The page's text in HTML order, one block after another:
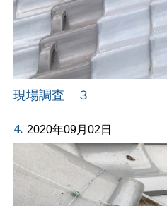
現場調査 ３
4. 2020年09月02日